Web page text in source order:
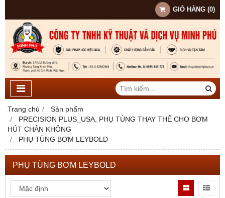
GIỎ HÀNG (0)
Trang chủ
Sản phẩm
PRECISION PLUS_USA, PHỤ TÙNG THAY THẾ CHO BƠM
HÚT CHÂN KHÔNG
PHỤ TÙNG BƠM LEYBOLD
PHỤ TÙNG BƠM LEYBOLD